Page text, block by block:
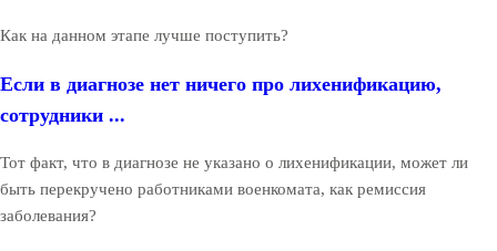
Как на данном этапе лучше поступить?
Если в диагнозе нет ничего про лихенификацию,
сотрудники ...
Тот факт, что в диагнозе не указано о лихенификации, может ли
быть перекручено работниками военкомата, как ремиссия
заболевания?